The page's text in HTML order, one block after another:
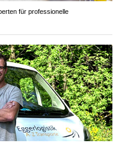
für professionelle